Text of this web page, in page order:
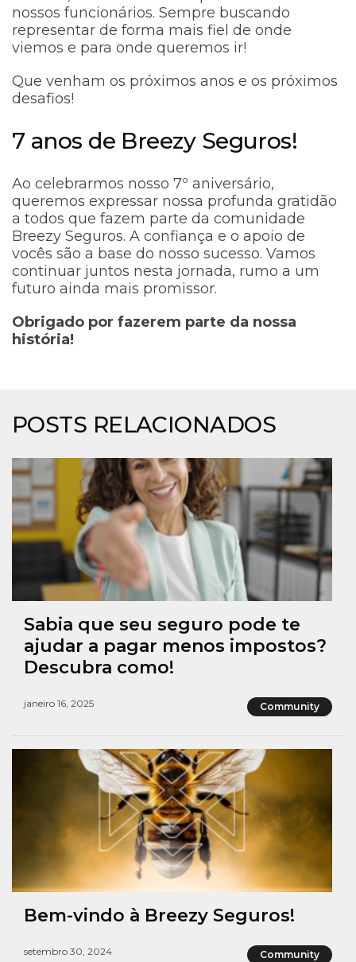
nossos funcionários. Sempre buscando
representar de forma mais fiel de onde
viemos e para onde queremos ir!
Que venham os próximos anos e os próximos
desafios!
7 anos de Breezy Seguros!
Ao celebrarmos nosso 7º aniversário,
queremos expressar nossa profunda gratidão
a todos que fazem parte da comunidade
Breezy Seguros. A confiança e o apoio de
vocês são a base do nosso sucesso. Vamos
continuar juntos nesta jornada, rumo a um
futuro ainda mais promissor.
Obrigado por fazerem parte da nossa
história!
POSTS RELACIONADOS
Sabia que seu seguro pode te
ajudar a pagar menos impostos?
Descubra como!
janeiro 16, 2025 Community
Bem-vindo à Breezy Seguros!
setembro 30, 2024 Community